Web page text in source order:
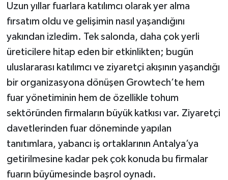
Uzun yıllar fuarlara katılımcı olarak yer alma
fırsatım oldu ve gelişimin nasıl yaşandığını
yakından izledim. Tek salonda, daha çok yerli
üreticilere hitap eden bir etkinlikten; bugün
uluslararası katılımcı ve ziyaretçi akışının yaşandığı
bir organizasyona dönüşen Growtech’te hem
fuar yönetiminin hem de özellikle tohum
sektöründen firmaların büyük katkısı var. Ziyaretçi
davetlerinden fuar döneminde yapılan
tanıtımlara, yabancı iş ortaklarının Antalya’ya
getirilmesine kadar pek çok konuda bu firmalar
fuarın büyümesinde başrol oynadı.